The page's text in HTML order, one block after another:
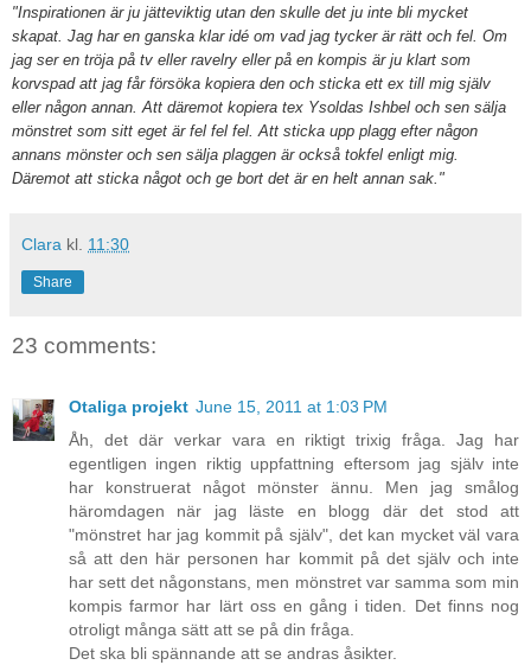
"Inspirationen är ju jätteviktig utan den skulle det ju inte bli mycket
skapat. Jag har en ganska klar idé om vad jag tycker är rätt och fel. Om
jag ser en tröja på tv eller ravelry eller på en kompis är ju klart som
korvspad att jag får försöka kopiera den och sticka ett ex till mig själv
eller någon annan. Att däremot kopiera tex Ysoldas Ishbel och sen sälja
mönstret som sitt eget är fel fel fel. Att sticka upp plagg efter någon
annans mönster och sen sälja plaggen är också tokfel enligt mig.
Däremot att sticka något och ge bort det är en helt annan sak."
Clara kl. 11:30
Share
23 comments:
Otaliga projekt June 15, 2011 at 1:03 PM
Åh, det där verkar vara en riktigt trixig fråga. Jag har
egentligen ingen riktig uppfattning eftersom jag själv inte
har konstruerat något mönster ännu. Men jag smålog
häromdagen när jag läste en blogg där det stod att
"mönstret har jag kommit på själv", det kan mycket väl vara
så att den här personen har kommit på det själv och inte
har sett det någonstans, men mönstret var samma som min
kompis farmor har lärt oss en gång i tiden. Det finns nog
otroligt många sätt att se på din fråga.
Det ska bli spännande att se andras åsikter.